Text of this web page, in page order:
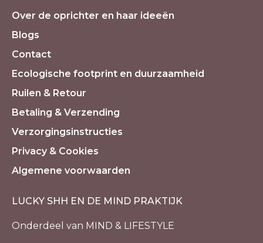
Over de oprichter en haar ideeën
Blogs
Contact
Ecologische footprint en duurzaamheid
Ruilen & Retour
Betaling & Verzending
Verzorgingsinstructies
Privacy & Cookies
Algemene voorwaarden
LUCKY SHH EN DE MIND PRAKTIJK
Onderdeel van MIND & LIFESTYLE